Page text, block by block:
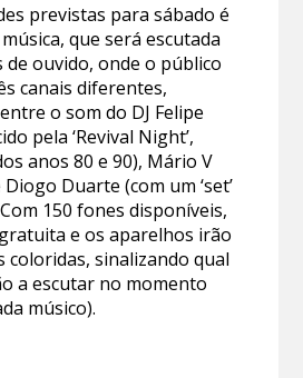
previstas para sábado é
música, que será escutada
de ouvido, onde o público
canais diferentes,
o som do DJ Felipe
pela ‘Revival Night’,
anos 80 e 90), Mário V
Diogo Duarte (com um ‘set’
150 fones disponíveis,
e os aparelhos irão
coloridas, sinalizando qual
a escutar no momento
músico).